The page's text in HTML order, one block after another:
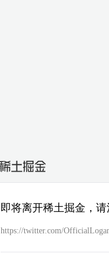
即将离开稀土掘金，
https://twitter.com/